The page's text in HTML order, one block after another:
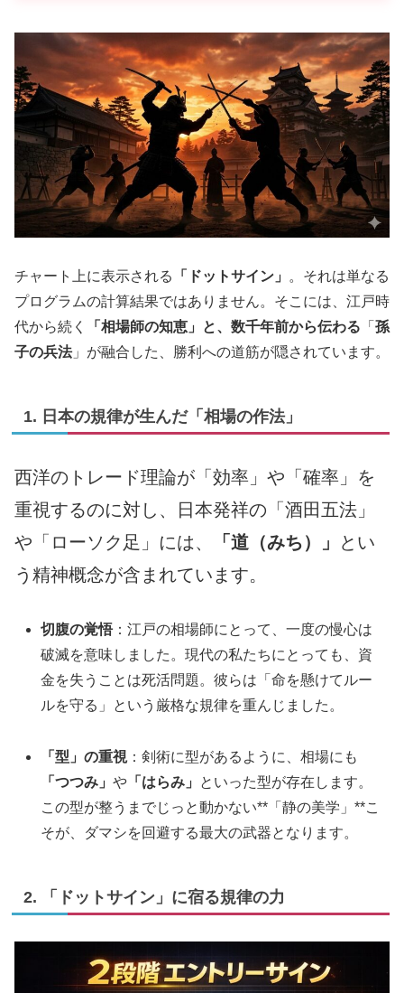
チャート上に表示される 「ドットサイン」
。それは単なる
プログラムの計算結果ではありません。そこには、江戸時
代から続く
「相場師の知恵」 と、数千年前から伝わる 「 孫
子の兵法」が融合した、勝利への道筋が隠されています。
1. 日本の規律が生んだ「相場の作法」
西洋のトレード理論が「効率」や「確率」を
重視するのに対し、日本発祥の「酒田五法」
や「ローソク足」には、
「道（みち）」
とい
う精神概念が含まれています。
切腹の覚悟：江戸の相場師にとって、一度の慢心は
破滅を意味しました。現代の私たちにとっても、資
金を失うことは死活問題。彼らは「命を懸けてルー
ルを守る」という厳格な規律を重んじました。
「型」の重視：剣術に型があるように、相場にも
「つつみ」や 「はらみ」
といった型が存在します。
この型が整うまでじっと動かない**「静の美学」**こ
そが、ダマシを回避する最大の武器となります。
2. 「ドットサイン」に宿る規律の力